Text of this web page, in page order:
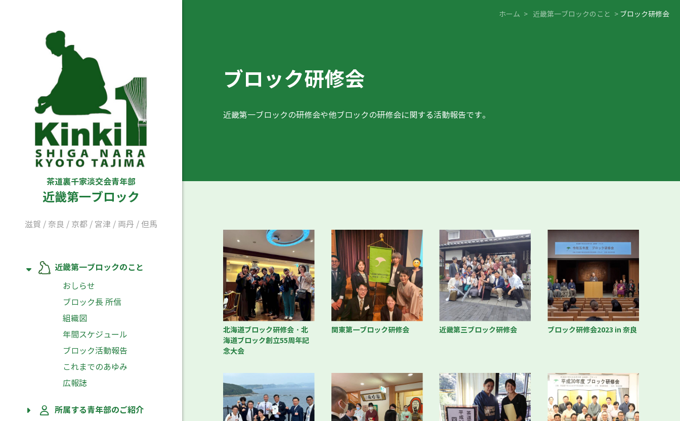
茶道裏千家淡交会青年部
近畿第一ブロック
滋賀 / 奈良 / 京都 / 宮津 / 両丹 / 但馬
近畿第一ブロックのこと
おしらせ
ブロック長 所信
組織図
年間スケジュール
ブロック活動報告
これまでのあゆみ
広報誌
所属する青年部のご紹介
ホーム > 近畿第一ブロックのこと > ブロック研修会
ブロック研修会
近畿第一ブロックの研修会や他ブロックの研修会に関する活動報告です。
北海道ブロック研修会・北
海道ブロック創立55周年記
念大会
関東第一ブロック研修会 近畿第三ブロック研修会 ブロック研修会2023 in 奈良